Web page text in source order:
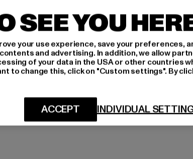
SEE YOU
your use experience, save your preferences,
and advertising. In addition, we allow
of your data in the USA or other countries
to change this, click on "Custom settings". By
INDIVIDUAL
ACCEPT